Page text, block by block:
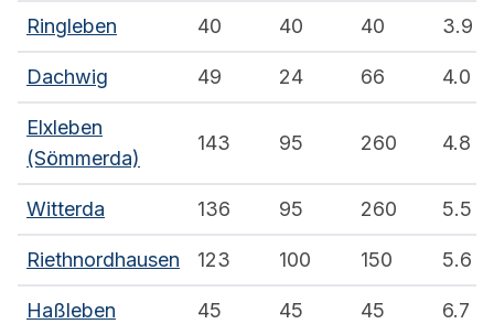
Ringleben 40 40 40 3.9
Dachwig 49 24 66 4.0
Elxleben
(Sömmerda)
143 95 260 4.8
Witterda 136 95 260 5.5
Riethnordhausen 123 100 150 5.6
Haßleben 45 45 45 6.7